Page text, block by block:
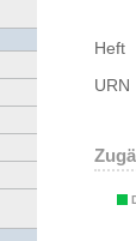
Heft
URN